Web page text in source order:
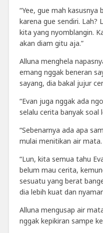
“Yee, gue mah
karena gue sendiri. Lah?
kita yang nyomblangin.
akan diam gitu aja.”
Alluna menghela
emang nggak beneran
sayang, dia bakal jujur
“Evan juga nggak ada
selalu cerita banyak soal
“Sebenarnya ada apa
mulai menitikan air mata.
“Lun, kita semua tahu
belum mau cerita,
sesuatu yang berat
dia lebih kuat dan
Alluna mengusap air
nggak kepikiran sampe